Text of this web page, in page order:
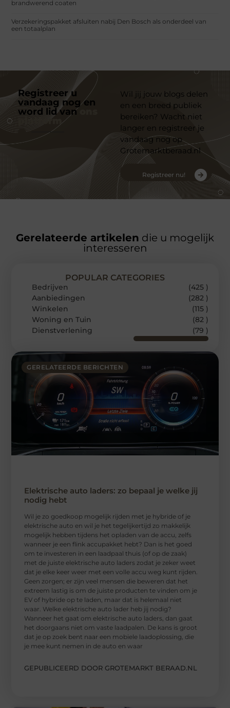
brandwerend coaten
Verzekeringspakket afsluiten nabij Den Bosch als onderdeel van
een totaalplan
Registreer u
vandaag nog en
word lid van
platform
Wil jij jouw blogs delen
en een breed publiek
bereiken? Wacht niet
langer en registreer je
vandaag nog op
Grotemarktberaad.nl
Registreer nu!
Gerelateerde artikelen die u mogelijk
interesseren
GERELATEERDE BERICHTEN
Elektrische auto laders: zo bepaal je welke jij
nodig hebt
Wil je zo goedkoop mogelijk rijden met je hybride of je
elektrische auto en wil je het tegelijkertijd zo makkelijk
mogelijk hebben tijdens het opladen van de accu, zelfs
wanneer je een flink accupakket hebt? Dan is het goed
om te investeren in een laadpaal thuis (of op de zaak)
met de juiste elektrische auto laders zodat je zeker weet
dat je elke keer weer met een volle accu weg kunt rijden.
Geen zorgen; er zijn veel mensen die beweren dat het
extreem lastig is om de juiste producten te vinden om je
EV of hybride op te laden, maar dat is helemaal niet
waar. Welke elektrische auto lader heb jij nodig?
Wanneer het gaat om elektrische auto laders, dan gaat
het doorgaans niet om vaste laadpalen. De kans is groot
dat je op zoek bent naar een mobiele laadoplossing, die
je mee kunt nemen in de auto en waar
GEPUBLICEERD DOOR GROTEMARKT BERAAD.NL
POPULAR CATEGORIES
Bedrijven
(425 )
Aanbiedingen
(282 )
Winkelen
(115 )
Woning en Tuin
(82 )
Dienstverlening
(79 )